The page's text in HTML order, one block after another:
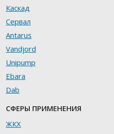
Каскад
Сервал
Antarus
Vandjord
Unipump
Ebara
Dab
СФЕРЫ ПРИМЕНЕНИЯ
ЖКХ